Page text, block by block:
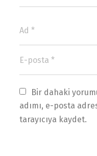
Bir dahaki
adımı, e-posta
tarayıcıya kaydet.